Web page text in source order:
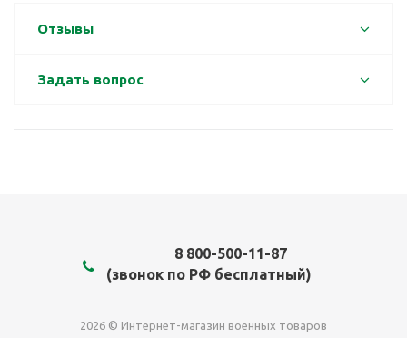
Отзывы
Задать вопрос
8 800-500-11-87
(звонок по РФ бесплатный)
2026 © Интернет-магазин военных товаров